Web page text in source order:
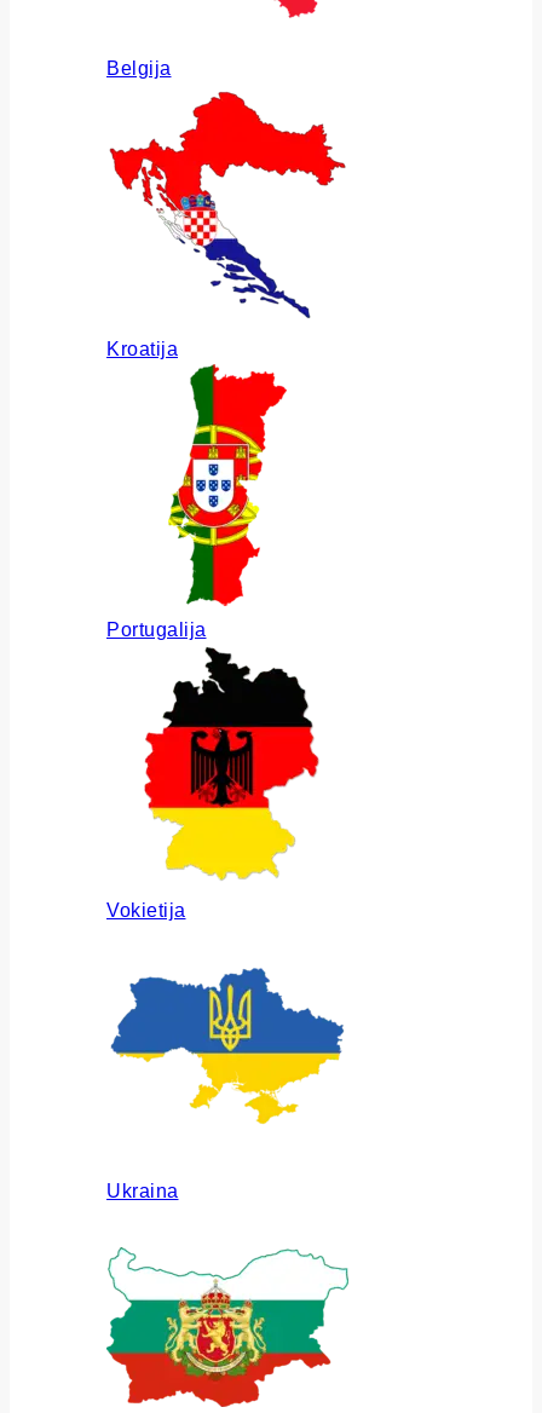
Belgija
Kroatija
Portugalija
Vokietija
Ukraina